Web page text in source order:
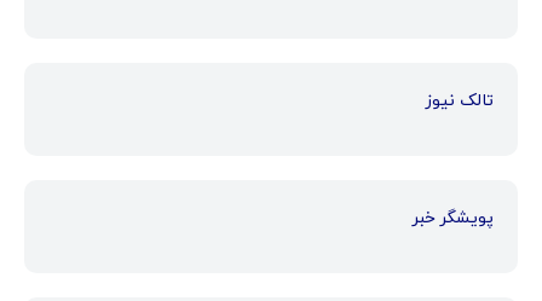
تالک نیوز
پویشگر خبر